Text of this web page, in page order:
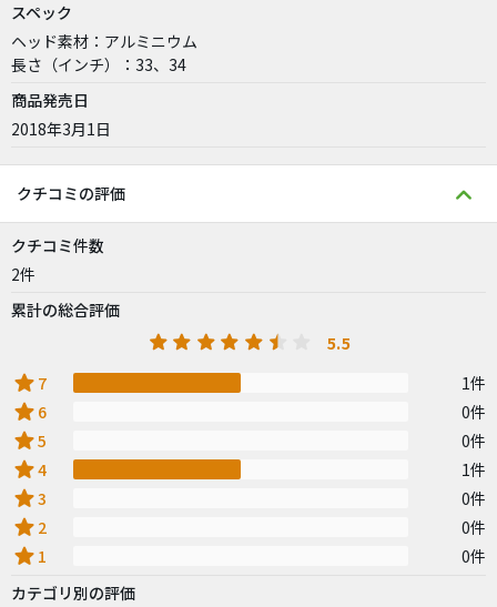
スペック
ヘッド素材：アルミニウム
長さ（インチ）：33、34
商品発売日
2018年3月1日
クチコミの評価
クチコミ件数
2件
累計の総合評価
5.5
star 7 1件
star 6 0件
star5 0件
star4 1件
star3 0件
star 2 0件
star 1
0件
カテゴリ別の評価